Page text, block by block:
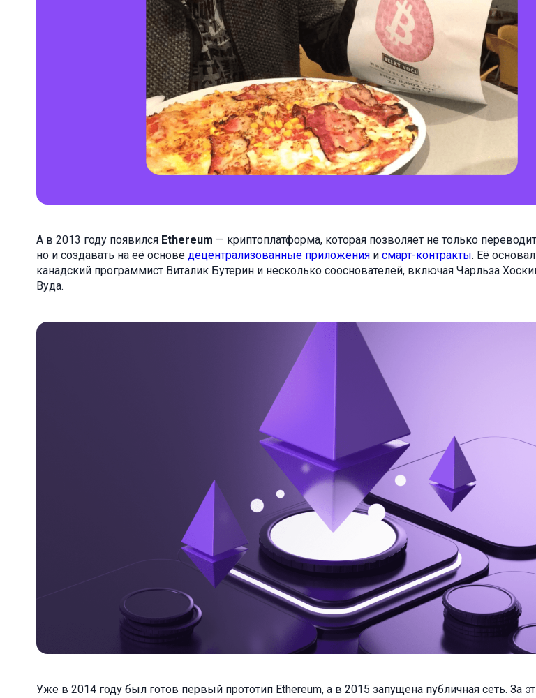
А в 2013 году появился Ethereum — криптоплатформа, которая позволяет не только
но и создавать на её основе децентрализованные приложения и смарт-контракты. Её
канадский программист Виталик Бутерин и несколько сооснователей, включая Чарльза
Вуда.
Уже в 2014 году был готов первый прототип Ethereum, а в 2015 запущена публичная сеть. За